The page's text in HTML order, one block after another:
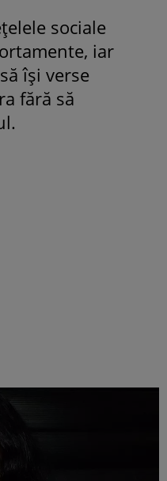
sociale
iar
își verse
fără să